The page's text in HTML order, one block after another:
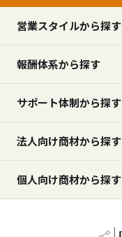
営業スタイルから探す
報酬体系から探す
サポート体制から探す
法人向け商材から探す
個人向け商材から探す